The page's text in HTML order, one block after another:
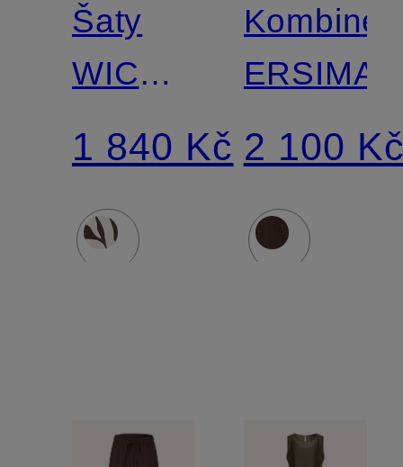
Šaty
WICYLA
LUSH
1 840 Kč
ERSIMA
2 100